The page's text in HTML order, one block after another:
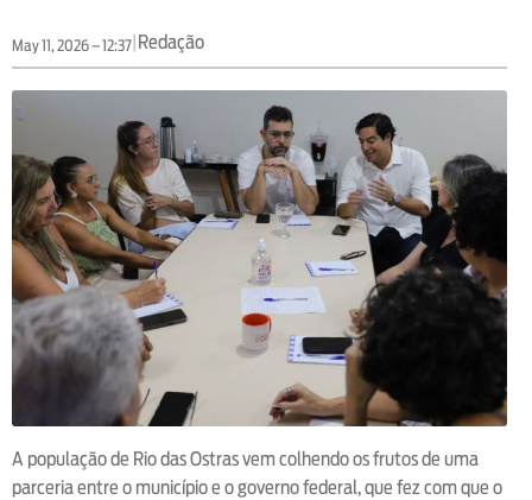
May 11, 2026 – 12:37|Redação
A população de Rio das Ostras vem colhendo os frutos de uma
parceria entre o município e o governo federal, que fez com que o